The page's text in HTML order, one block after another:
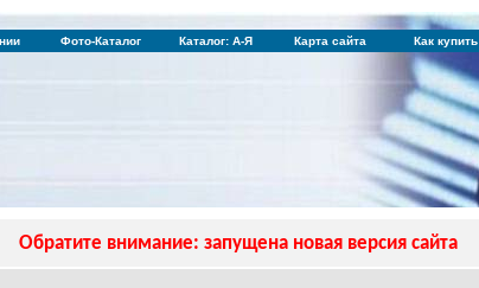
Фото-Каталог Каталог: А-Я Карта сайта Как купить
Обратите внимание: запущена новая версия сайта